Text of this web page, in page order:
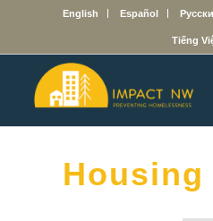
English Español
Tiếng